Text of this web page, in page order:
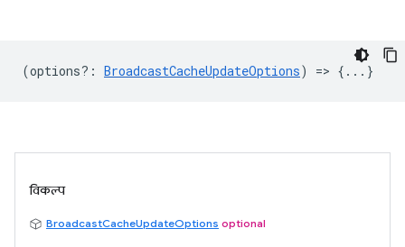
(options? : BroadcastCacheUpdateOptions) => {...}
विकल्प
BroadcastCacheUpdateOptions optional